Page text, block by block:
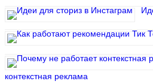
контекстная реклама